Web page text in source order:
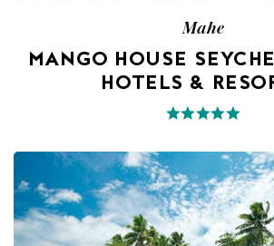
Mahe
MANGO HOUSE
HOTELS &